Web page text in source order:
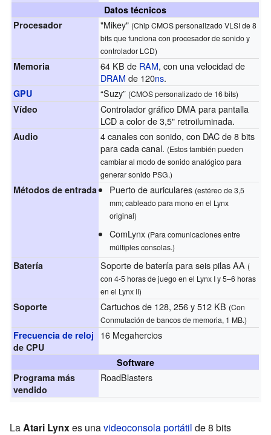
Datos técnicos
Procesador
"Mikey" (Chip CMOS personalizado VLSI de 8
bits que funciona con procesador de sonido y
controlador LCD)
Memoria 64 KB de RAM, con una velocidad de
DRAM de 120ns.
GPU “Suzy” (CMOS personalizado de 16 bits)
Vídeo
Controlador gráfico DMA para pantalla
LCD a color de 3,5" retroiluminada.
Audio
4 canales con sonido, con DAC de 8 bits
para cada canal. (Estos también pueden
cambiar al modo de sonido analógico para
generar sonido PSG.)
Métodos de entrada Puerto de auriculares (estéreo de 3,5
mm; cableado para mono en el Lynx
original)
ComLynx (Para comunicaciones entre
múltiples consolas.)
Batería Soporte de batería para seis pilas AA (
con 4-5 horas de juego en el Lynx I y 5–6 horas
en el Lynx II)
Soporte Cartuchos de 128, 256 y 512 KB (Con
Conmutación de bancos de memoria, 1 MB.)
Frecuencia de reloj
de CPU
16 Megahercios
Software
Programa más
vendido
RoadBlasters
LaAtari Lynxes unavideoconsola portátil de 8 bits